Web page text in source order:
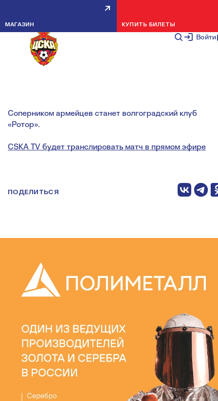
Войти
МАГАЗИН КУПИТЬ БИЛЕТЫ
ТОВАРИЩЕСКИЙ МАТЧ. ПФК
ЦСКА — РОТОР.
ВИДЕОТРАНСЛЯЦИЯ
Соперником армейцев станет волгоградский клуб
«Ротор».
CSKA TV будет транслировать матч в прямом эфире
ПОДЕЛИТЬСЯ